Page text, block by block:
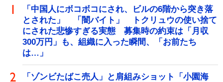
「中国人にボコボコにされ、ビルの6階から突き落
とされた」 「闇バイト」 トクリュウの使い捨て
にされた悲惨すぎる実態 募集時の約束は「月収
300万円」も、組織に入った瞬間、「お前たち
は…」
「ゾンビたばこ売人」と肩組みショット「小園海